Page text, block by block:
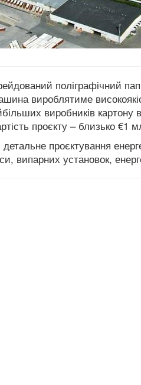
поліграфічний
вироблятиме
виробників
проєкту – близько €1
проєктування
випарних установок,